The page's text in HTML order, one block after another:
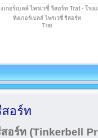
ทิงเกอร์เบลล์ ไพรเวซี่ รีสอร์ท
Trat
สอร์ท
สอร์ท (Tinkerbell